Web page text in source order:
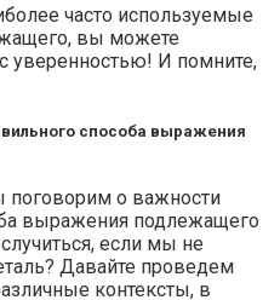
часто используемые
вы можете
уверенностью! И помните,
способа выражения
поговорим о важности
выражения подлежащего
если мы не
Давайте проведем
контексты, в